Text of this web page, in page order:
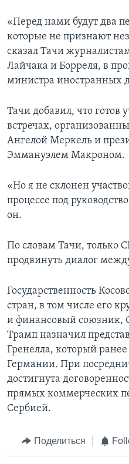
«Перед нами будут два
которые не признают
сказал Тачи
Лайчака и Борреля, в
министра иностранных
Тачи добавил, что готов
встречах,
Ангелой Меркель и
Эммануэлем Макроном.
«Но я не склонен
процессе под
он.
По словам Тачи, только
продвинуть диалог
Государственность
стран, в том числе его
и финансовый союзник,
Трамп назначил
Гренелла, который
Германии. При
достигнута
прямых коммерческих
Сербией.
Поделиться